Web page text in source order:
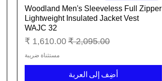
Woodland Men's Sleeveless Full Zipper
Lightweight Insulated Jacket Vest
WAJC 32
سعر عادي سعر البيع
مستثناة ضريبة
أضِف إلى العربة